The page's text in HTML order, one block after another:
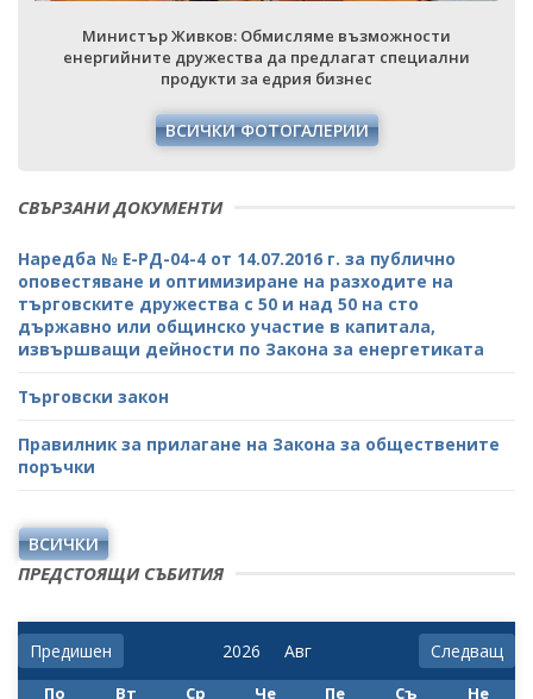
Министър Живков: Обмисляме възможности
енергийните дружества да предлагат специални
продукти за едрия бизнес
ВСИЧКИ ФОТОГАЛЕРИИ
СВЪРЗАНИ ДОКУМЕНТИ
Наредба № Е-РД-04-4 от 14.07.2016 г. за публично
оповестяване и оптимизиране на разходите на
търговските дружества с 50 и над 50 на сто
държавно или общинско участие в капитала,
извършващи дейности по Закона за енергетиката
Търговски закон
Правилник за прилагане на Закона за обществените
поръчки
ВСИЧКИ
ПРЕДСТОЯЩИ СЪБИТИЯ
Предишен Следващ
По Вт Ср Че Пе Съ Не